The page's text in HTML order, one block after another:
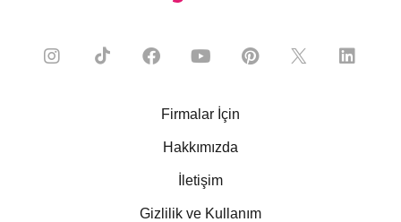
Firmalar İçin
Hakkımızda
İletişim
Gizlilik ve Kullanım